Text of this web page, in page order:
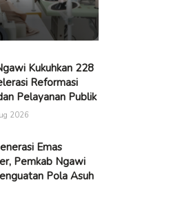
Kukuhkan 228
Reformasi
Pelayanan Publik
2026
Emas
Pemkab Ngawi
Pola Asuh